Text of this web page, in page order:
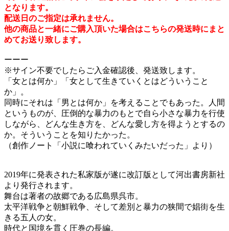
となります。
配送日のご指定は承れません。
他の商品と一緒にご購入頂いた場合はこちらの発送時にまと
めてお送り致します。
ーーー
※サイン不要でしたらご入金確認後、発送致します。
「女とは何か」「女として生きていくとはどういうこと
か」。
同時にそれは「男とは何か」を考えることでもあった。人間
というものが、圧倒的な暴力のもとで自ら小さな暴力を行使
しながら、どんな生き方を、どんな愛し方を得ようとするの
か。そういうことを知りたかった。
（創作ノート「小説に喰われていくみたいだった」より）
2019年に発表された私家版が遂に改訂版として河出書房新社
より発行されます。
舞台は著者の故郷である広島県呉市。
太平洋戦争と朝鮮戦争、そして差別と暴力の狭間で娼街を生
きる五人の女。
時代と国境を貫く圧巻の長編。